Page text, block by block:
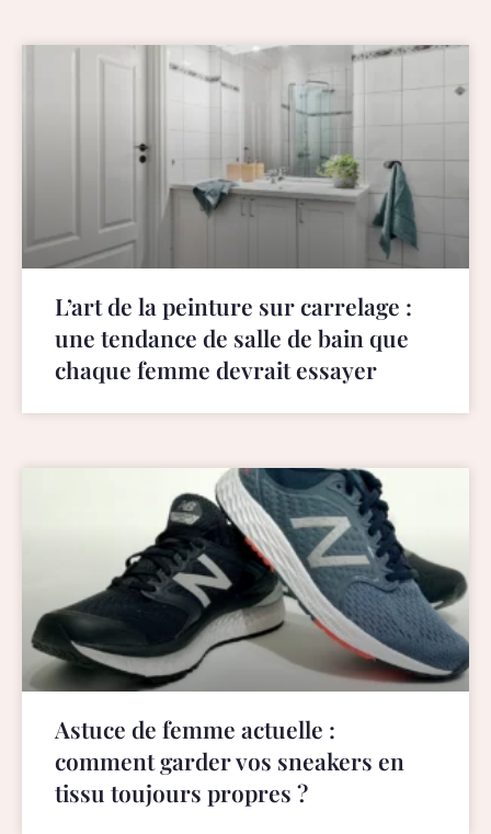
L’art de la peinture sur carrelage :
une tendance de salle de bain que
chaque femme devrait essayer
Astuce de femme actuelle :
comment garder vos sneakers en
tissu toujours propres ?